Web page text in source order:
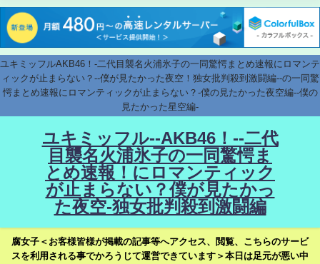
ユキミッフルAKB46！-二代目襲名火浦氷子の一同驚愕まとめ速報にロマンテ
ィックが止まらない？--僕が見たかった夜空！独女批判殺到激闘編--の一同驚
愕まとめ速報にロマンティックが止まらない？-僕の見たかった夜空編--僕の
見たかった星空編-
ユキミッフル--AKB46！--二代
目襲名火浦氷子の一同驚愕ま
とめ速報！にロマンティック
が止まらない？僕が見たかっ
た夜空-独女批判殺到激闘編
腐女子＜お客様皆様が掲載の記事等へアクセス、閲覧、こちらのサービ
スを利用される事でかろうじて運営できています＞本日は足元が悪い中